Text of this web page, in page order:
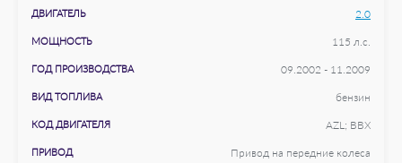
ДВИГАТЕЛЬ 2.0
МОЩНОСТЬ 115 л.с.
ГОД ПРОИЗВОДСТВА 09.2002 - 11.2009
ВИД ТОПЛИВА бензин
КОД ДВИГАТЕЛЯ AZL; BBX
ПРИВОД Привод на передние колеса